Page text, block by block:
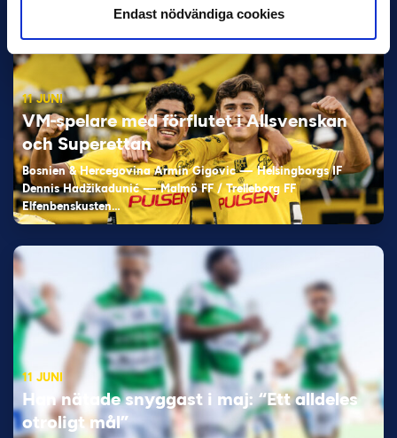
Endast nödvändiga cookies
11 JUNI
VM-spelare med förflutet i Allsvenskan
och Superettan
Bosnien & Hercegovina Armin Gigovic — Helsingborgs IF
Dennis Hadžikadunić — Malmö FF / Trelleborg FF
Elfenbenskusten…
11 JUNI
Han nätade snyggast i maj: “Ett alldeles
otroligt mål”